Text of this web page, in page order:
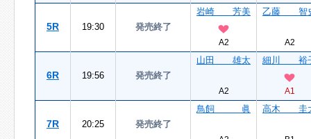
5R 19:30 発売終了
岩崎 芳美
A2
乙藤 智
A2
6R 19:56 発売終了
山田 雄太
A2
細川 裕
A1
7R 20:25 発売終了
鳥飼 眞 高木 圭